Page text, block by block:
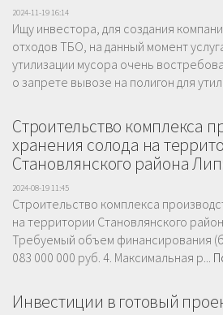
2024-11-19 16:14
Ищу инвестора, для создания
отходов ТБО, на данный момент
утилизации мусора очень
о запрете вывозе на полигон для
Строительство комплекса
хранения солода на
Становлянского района
2024-08-19 11:45
Строительство комплекса
на территории Становлянского
Требуемый объем финансирования
083 000 000 руб. 4. Максимальная р...
Инвестиции в готовый